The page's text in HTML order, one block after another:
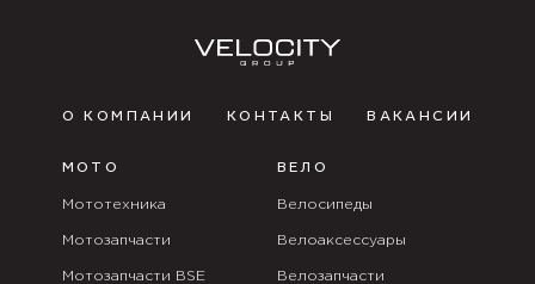
О КОМПАНИИ КОНТАКТЫ ВАКАНСИИ
МОТО
Мототехника
Мотозапчасти
Мотозапчасти BSE
ВЕЛО
Велосипеды
Велоаксессуары
Велозапчасти